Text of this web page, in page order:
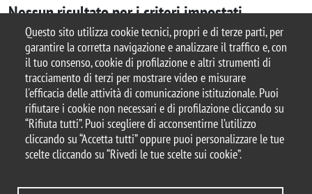
Questo sito utilizza cookie tecnici, propri e di terze parti, per
garantire la corretta navigazione e analizzare il traffico e, con
il tuo consenso, cookie di profilazione e altri strumenti di
tracciamento di terzi per mostrare video e misurare
l'efficacia delle attività di comunicazione istituzionale. Puoi
rifiutare i cookie non necessari e di profilazione cliccando su
“Rifiuta tutti”. Puoi scegliere di acconsentirne l’utilizzo
cliccando su “Accetta tutti” oppure puoi personalizzare le tue
scelte cliccando su “Rivedi le tue scelte sui cookie”.
Nessun risultato per i criteri impostati
© 2026 Università degli Studi di Milano-Bicocca
Piazza dell'Ateneo Nuovo, 1 - 20126, Milano
Casella PEC:ateneo.bicocca@pec.unimib.it
P.I. 12621570154 |
redazioneweb.diseade@unimib.it